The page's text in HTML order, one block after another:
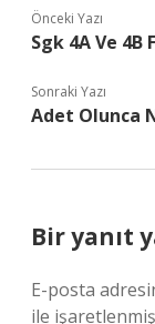
Önceki Yazı
Sgk 4A Ve 4B
Sonraki Yazı
Adet Olunca
Bir yanıt
E-posta
ile